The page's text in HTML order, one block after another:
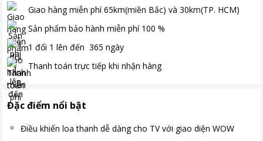
Giao hàng miễn phí 65km(miền Bắc) và 30km(TP. HCM)
Sản phẩm bảo hành miễn phí 100 %
1 đổi 1 lên đến 365 ngày
Thanh toán trực tiếp khi nhận hàng
Đặc điểm nổi bật
Điều khiển loa thanh dễ dàng cho TV với giao diện WOW